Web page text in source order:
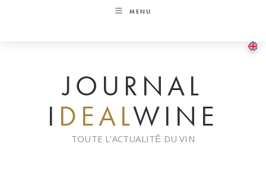
MENU
JOURNAL
I DEALWINE
TOUTE L'ACTUALITÉ DU VIN